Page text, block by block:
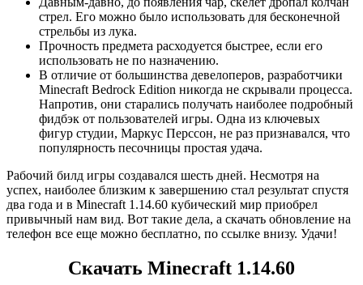
стрел. Его можно было использовать для бесконечной
стрельбы из лука.
Прочность предмета расходуется быстрее, если его
использовать не по назначению.
В отличие от большинства девелоперов, разработчики
Minecraft Bedrock Edition никогда не скрывали процесса.
Напротив, они старались получать наиболее подробный
фидбэк от пользователей игры. Одна из ключевых
фигур студии, Маркус Перссон, не раз признавался, что
популярность песочницы простая удача.
Рабочий билд игры создавался шесть дней. Несмотря на
успех, наиболее близким к завершению стал результат спустя
два года и в Minecraft 1.14.60 кубический мир приобрел
привычный нам вид. Вот такие дела, а скачать обновление на
телефон все еще можно бесплатно, по ссылке внизу. Удачи!
Скачать Minecraft 1.14.60